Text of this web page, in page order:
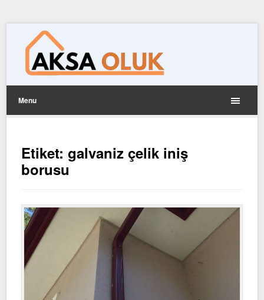
Menu
Etiket:galvaniz çelik iniş
borusu